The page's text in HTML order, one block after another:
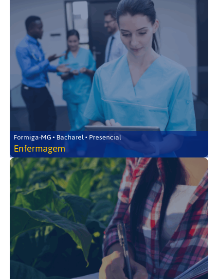
Formiga-MG • Bacharel • Presencial
Enfermagem